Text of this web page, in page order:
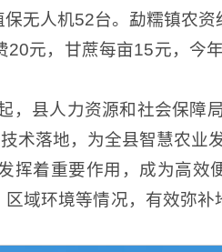
无人机52台。勐糯镇农
元，甘蔗每亩15元，今
，县人力资源和社会保
术落地，为全县智慧农业
着重要作用，成为高效
域环境等情况，有效弥